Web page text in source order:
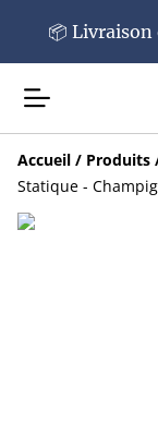
📦
Accueil / Produits
Statique -